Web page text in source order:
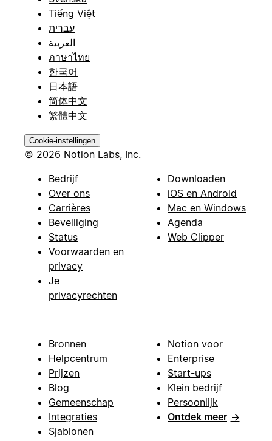
Tiếng Việt
עברית
العربية
ภาษาไทย
한국어
日本語
简体中文
繁體中文
Cookie-instellingen
© 2026 Notion Labs, Inc.
Bedrijf
Over ons
Carrières
Beveiliging
Status
Voorwaarden en
privacy
Je
privacyrechten
Downloaden
iOS en Android
Mac en Windows
Agenda
Web Clipper
Bronnen
Helpcentrum
Prijzen
Blog
Gemeenschap
Integraties
Sjablonen
Notion voor
Enterprise
Start-ups
Klein bedrijf
Persoonlijk
Ontdek meer →